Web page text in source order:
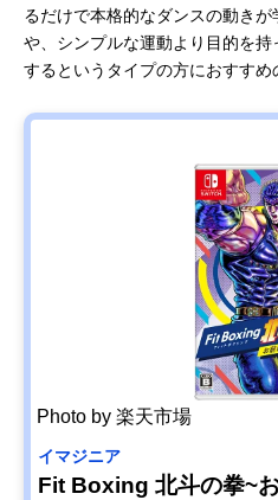
るだけで本格的なダンスの動き
や、シンプルな運動より目的を
するというタイプの方におすすめ
Photo by 楽天市場
イマジニア
Fit Boxing 北斗の拳~